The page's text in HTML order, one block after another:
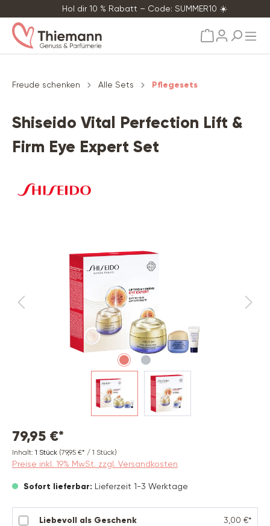
Hol dir 10 % Rabatt – Code: SUMMER10 ☀️
Freude schenken Alle Sets Pflegesets
Shiseido Vital Perfection Lift &
Firm Eye Expert Set
79,95 €*
Inhalt: 1 Stück (79,95 €* / 1 Stück)
Preise inkl. 19% MwSt. zzgl. Versandkosten
Sofort lieferbar: Lieferzeit 1-3 Werktage
Liebevoll als Geschenk
3,00 €*